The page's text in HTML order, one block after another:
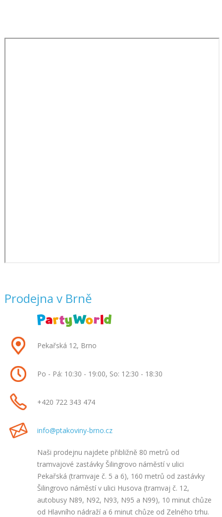
Prodejna v Brně
Pekařská 12, Brno
Po - Pá: 10:30 - 19:00, So: 12:30 - 18:30
+420 722 343 474
info@ptakoviny-brno.cz
Naši prodejnu najdete přibližně 80 metrů od
tramvajové zastávky Šilingrovo náměstí v ulici
Pekařská (tramvaje č. 5 a 6), 160 metrů od zastávky
Šilingrovo náměstí v ulici Husova (tramvaj č. 12,
autobusy N89, N92, N93, N95 a N99), 10 minut chůze
od Hlavního nádraží a 6 minut chůze od Zelného trhu.